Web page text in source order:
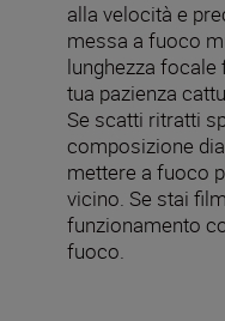
alla velocità e
messa a fuoco
lunghezza
tua pazienza
Se scatti ritratti
composizione
mettere a fuoco
vicino. Se stai
funzionamento
fuoco.